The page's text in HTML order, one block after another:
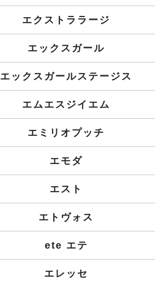
エクストララージ
エックスガール
エックスガールステージス
エムエスジイエム
エミリオプッチ
エモダ
エスト
エトヴォス
ete エテ
エレッセ